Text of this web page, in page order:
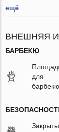
ещё
ВНЕШНЯЯ
БАРБЕКЮ
для
барбекю